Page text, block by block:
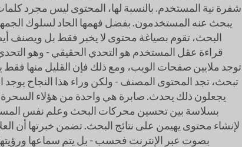
شفرة نية المستخدم. بالنسبة لها، المحتوى ليس مجرد
يبحث عنه المستخدمون. بفضل فهمها الحاد لسلوك
البحث، تقوم بصياغة محتوى لا يخبر فقط بل ويصنف
قراءة عقل المستخدم هو التحدي الحقيقي - وهو
توجد ملايين صفحات الويب، ومع ذلك فإن القليل منها فقط
تبحث، تجد المحتوى المصنف - ولكن وراء هذا النجاح يوجد
يجعلون ذلك يحدث. صابرة هي واحدة من هؤلاء السحرة
بسلاسة بين تحسين محركات البحث وعلم نفس
لإنشاء محتوى يهيمن على نتائج البحث. تضمن خبرتها أن
بصوت عبر الإنترنت فحسب - بل يتم سماعها